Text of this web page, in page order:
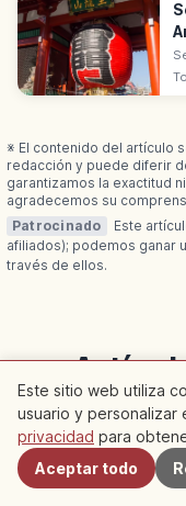
※ El contenido del artículo
redacción y puede diferir
garantizamos la exactitud
agradecemos su
Patrocinado
Este
afiliados); podemos ganar
través de ellos.
Descubre
Kyoto
Este sitio web utiliza
usuario y personalizar
privacidad para
Aceptar todo